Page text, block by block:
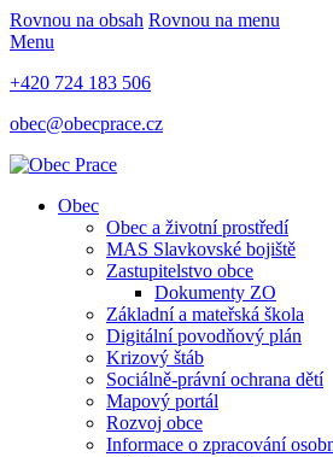
Rovnou na obsah Rovnou na menu
Menu
+420 724 183 506
obec@obecprace.cz
Obec
Obec a životní prostředí
MAS Slavkovské bojiště
Zastupitelstvo obce
Dokumenty ZO
Základní a mateřská škola
Digitální povodňový plán
Krizový štáb
Sociálně-právní ochrana dětí
Mapový portál
Rozvoj obce
Informace o zpracování